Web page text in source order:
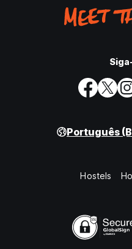
Português
Hostels